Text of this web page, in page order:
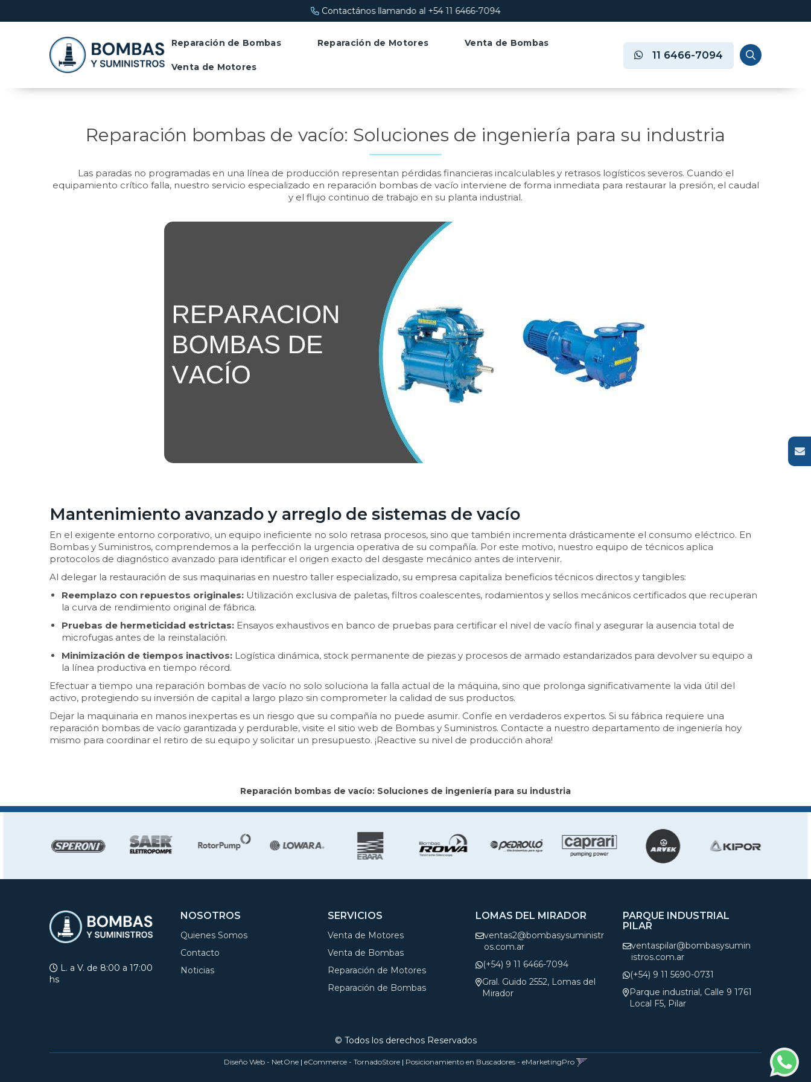
11 6466-7094
Reparación de Bombas Reparación de Motores Venta de Bombas
Venta de Motores
Reparación bombas de vacío: Soluciones de ingeniería para su industria
Las paradas no programadas en una línea de producción representan pérdidas financieras incalculables y retrasos logísticos severos. Cuando el
equipamiento crítico falla, nuestro servicio especializado en reparación bombas de vacío interviene de forma inmediata para restaurar la presión, el caudal
y el flujo continuo de trabajo en su planta industrial.
Mantenimiento avanzado y arreglo de sistemas de vacío
En el exigente entorno corporativo, un equipo ineficiente no solo retrasa procesos, sino que también incrementa drásticamente el consumo eléctrico. En
Bombas y Suministros, comprendemos a la perfección la urgencia operativa de su compañía. Por este motivo, nuestro equipo de técnicos aplica
protocolos de diagnóstico avanzado para identificar el origen exacto del desgaste mecánico antes de intervenir.
Al delegar la restauración de sus maquinarias en nuestro taller especializado, su empresa capitaliza beneficios técnicos directos y tangibles:
Reemplazo con repuestos originales: Utilización exclusiva de paletas, filtros coalescentes, rodamientos y sellos mecánicos certificados que recuperan
la curva de rendimiento original de fábrica.
Pruebas de hermeticidad estrictas: Ensayos exhaustivos en banco de pruebas para certificar el nivel de vacío final y asegurar la ausencia total de
microfugas antes de la reinstalación.
Minimización de tiempos inactivos: Logística dinámica, stock permanente de piezas y procesos de armado estandarizados para devolver su equipo a
la línea productiva en tiempo récord.
Efectuar a tiempo una reparación bombas de vacío no solo soluciona la falla actual de la máquina, sino que prolonga significativamente la vida útil del
activo, protegiendo su inversión de capital a largo plazo sin comprometer la calidad de sus productos.
Dejar la maquinaria en manos inexpertas es un riesgo que su compañía no puede asumir. Confíe en verdaderos expertos. Si su fábrica requiere una
reparación bombas de vacío garantizada y perdurable, visite el sitio web de Bombas y Suministros. Contacte a nuestro departamento de ingeniería hoy
mismo para coordinar el retiro de su equipo y solicitar un presupuesto. ¡Reactive su nivel de producción ahora!
Reparación bombas de vacío: Soluciones de ingeniería para su industria
L. a V. de 8:00 a 17:00
hs
NOSOTROS
Quienes Somos
Contacto
Noticias
SERVICIOS
Venta de Motores
Venta de Bombas
Reparación de Motores
Reparación de Bombas
LOMAS DEL MIRADOR
ventas2@bombasysuministr
os.com.ar
(+54) 9 11 6466-7094
Gral. Guido 2552, Lomas del
Mirador
PARQUE INDUSTRIAL
PILAR
ventaspilar@bombasysumin
istros.com.ar
(+54) 9 11 5690-0731
Parque industrial, Calle 9 1761
Local F5, Pilar
© Todos los derechos Reservados
Diseño Web - NetOne| eCommerce - TornadoStore| Posicionamiento en Buscadores - eMarketingPro